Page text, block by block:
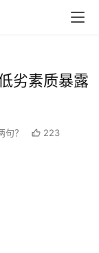
劣素质暴露
句？ 223